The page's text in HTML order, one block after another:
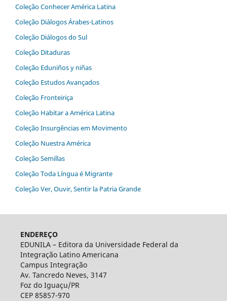
Coleção Conhecer América Latina
Coleção Diálogos‬ ‭Árabes-Latinos
Coleção Diálogos do Sul
Coleção Ditaduras
Coleção Eduniños y niñas
Coleção Estudos Avançados
Coleção Fronteiriça
Coleção Habitar‬ ‭a‬ ‭América‬ ‭Latina‬
Coleção Insurgências em Movimento
Coleção Nuestra América
Coleção Semillas
Coleção Toda Língua é Migrante
Coleção Ver, Ouvir, Sentir la Patria Grande
ENDEREÇO
EDUNILA – Editora da Universidade Federal da
Integração Latino Americana
Campus Integração
Av. Tancredo Neves, 3147
Foz do Iguaçu/PR
CEP 85857-970